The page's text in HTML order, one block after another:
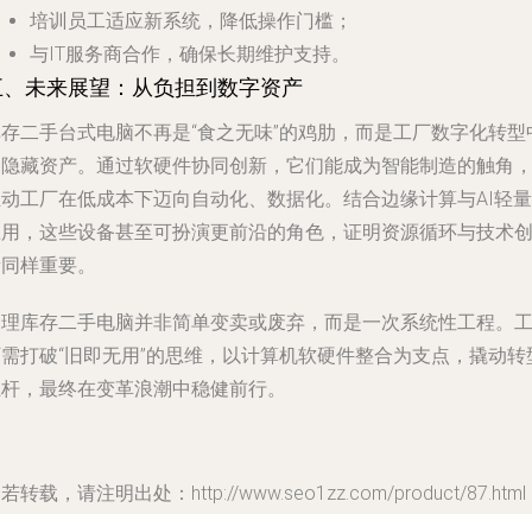
培训员工适应新系统，降低操作门槛；
与IT服务商合作，确保长期维护支持。
未来展望：从负担到数字资产
二手台式电脑不再是“食之无味”的鸡肋，而是工厂数字化转型
藏资产。通过软硬件协同创新，它们能成为智能制造的触角，
工厂在低成本下迈向自动化、数据化。结合边缘计算与AI轻量
，这些设备甚至可扮演更前沿的角色，证明资源循环与技术创
样重要。
库存二手电脑并非简单变卖或废弃，而是一次系统性工程。工
打破“旧即无用”的思维，以计算机软硬件整合为支点，撬动转
，最终在变革浪潮中稳健前行。
转载，请注明出处：http://www.seo1zz.com/product/87.html